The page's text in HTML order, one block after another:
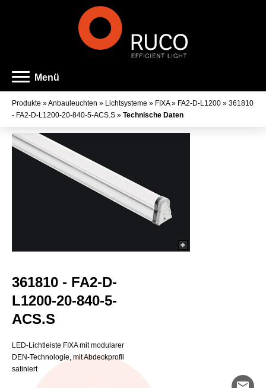
Menü
Produkte »Anbauleuchten » Lichtsysteme » FIXA» FA2-D-L1200 » 361810
- FA2-D-L1200-20-840-5-ACS.S » Technische Daten
361810 - FA2-D-
L1200-20-840-5-
ACS.S
LED-Lichtleiste FIXA mit modularer
DEN-Technologie, mit Abdeckprofil
satiniert